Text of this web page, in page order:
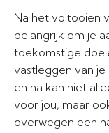
Na het voltooien
belangrijk om je
toekomstige
vastleggen van
en na kan niet
voor jou, maar
overwegen een